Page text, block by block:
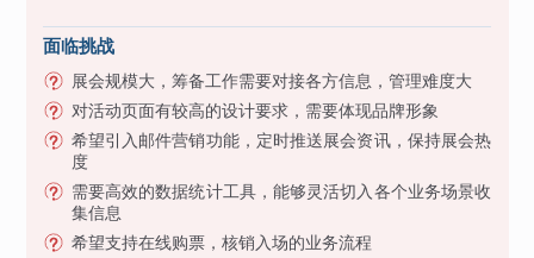
面临挑战
展会规模大，筹备工作需要对接各方信息，管理难度大
对活动页面有较高的设计要求，需要体现品牌形象
希望引入邮件营销功能，定时推送展会资讯，保持展会热
度
需要高效的数据统计工具，能够灵活切入各个业务场景收
集信息
希望支持在线购票，核销入场的业务流程